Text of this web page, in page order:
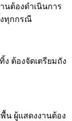
นต้องดำเนินการ
ทุกกรณี
ต้องจัดเตรียมถัง
น ผู้แสดงงานต้อง